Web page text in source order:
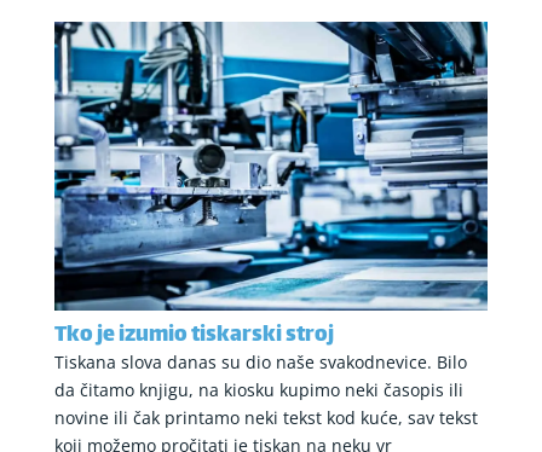
Tko je izumio tiskarski stroj
Tiskana slova danas su dio naše svakodnevice. Bilo
da čitamo knjigu, na kiosku kupimo neki časopis ili
novine ili čak printamo neki tekst kod kuće, sav tekst
koji možemo pročitati je tiskan na neku vr